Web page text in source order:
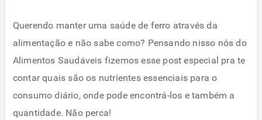
Querendo manter uma saúde de ferro através da
alimentação e não sabe como? Pensando nisso nós do
Alimentos Saudáveis fizemos esse post especial pra te
contar quais são os nutrientes essenciais para o
consumo diário, onde pode encontrá-los e também a
quantidade. Não perca!